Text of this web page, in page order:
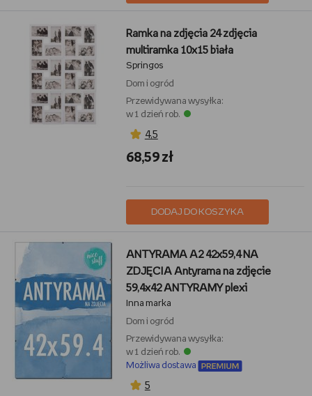
Ramka na zdjęcia 24 zdjęcia
multiramka 10x15 biała
Springos
Dom i ogród
Przewidywana wysyłka:
w 1 dzień rob.
4,5
68,59 zł
DODAJ DO KOSZYKA
ANTYRAMA A2 42x59,4 NA
ZDJĘCIA Antyrama na zdjęcie
59,4x42 ANTYRAMY plexi
Inna marka
Dom i ogród
Przewidywana wysyłka:
w 1 dzień rob.
Możliwa dostawa
5